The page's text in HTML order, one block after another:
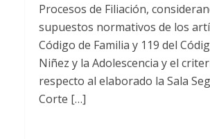
Procesos de Filiación,
supuestos normativos de los
Código de Familia y 119 del
Niñez y la Adolescencia y el
respecto al elaborado la Sala
Corte […]